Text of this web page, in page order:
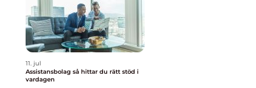
11. jul
Assistansbolag så hittar du rätt stöd i
vardagen